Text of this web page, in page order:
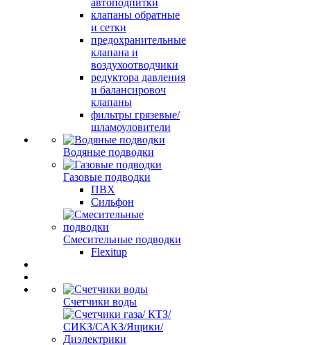
автоподпитки
клапаны обратные
и сетки
предохранительные
клапана и
воздухоотводчики
редуктора давления
и балансировоч
клапаны
фильтры грязевые/
шламоуловители
Водяные подводки
Газовые подводки
ПВХ
Сильфон
Смесительные подводки
Flexitup
Счетчики воды